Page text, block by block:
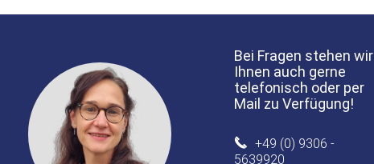
Bei Fragen stehen wir
Ihnen auch gerne
telefonisch oder per
Mail zu Verfügung!
+49 (0) 9306 -
5639920